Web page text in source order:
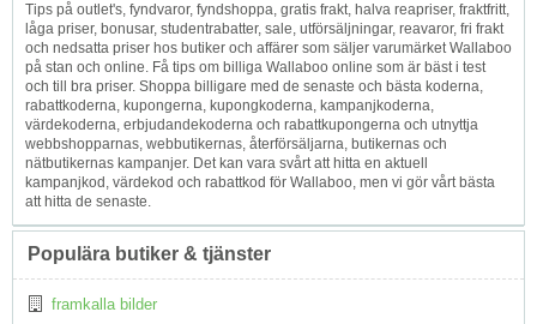
Tips på outlet's, fyndvaror, fyndshoppa, gratis frakt, halva reapriser, fraktfritt,
låga priser, bonusar, studentrabatter, sale, utförsäljningar, reavaror, fri frakt
och nedsatta priser hos butiker och affärer som säljer varumärket Wallaboo
på stan och online. Få tips om billiga Wallaboo online som är bäst i test
och till bra priser. Shoppa billigare med de senaste och bästa koderna,
rabattkoderna, kupongerna, kupongkoderna, kampanjkoderna,
värdekoderna, erbjudandekoderna och rabattkupongerna och utnyttja
webbshopparnas, webbutikernas, återförsäljarna, butikernas och
nätbutikernas kampanjer. Det kan vara svårt att hitta en aktuell
kampanjkod, värdekod och rabattkod för Wallaboo, men vi gör vårt bästa
att hitta de senaste.
Populära butiker & tjänster
framkalla bilder